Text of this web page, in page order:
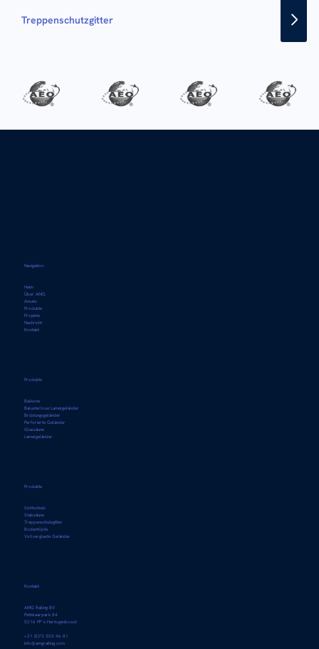
Treppenschutzgitter
Navigation
Heim
Über AMG
Ansatz
Produkte
Projekte
Nachricht
Kontakt
Produkte
Balkone
Balusterlose Lamelgeländer
Brüstungsgeländer
Perforierte Geländer
Glaszäune
Lamelgeländer
Produkte
Sichtschutz
Stabzäune
Treppenschutzgitter
Bodentöpfe
Vollverglaste Geländer
Kontakt
AMG Railing BV
Pettelaarpark 84
5216 PP 's-Hertogenbosch
+31 (0)73 303 46 81
info@amgrailing.com